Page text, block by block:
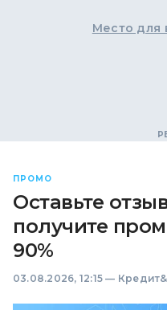
Место для
ПРОМО
Оставьте
получите
90%
03.08.2026, 12:15 —